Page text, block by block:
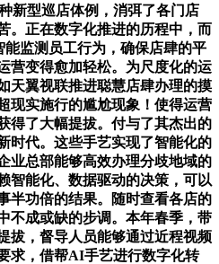
新型巡店体例，消弭了各门店
。正在数字化推进的历程中，而
监测员工行为，确保店肆的平
营变得愈加轻松。为尺度化的运
天翼视联推进聪慧店肆办理的摸
现实施行的尴尬现象！使得运营
得了大幅提拔。付与了其杰出的
时代。这些手艺实现了智能化的
业总部能够高效办理分歧地域的
智能化、数据驱动的决策，可以
半功倍的结果。随时查看各店的
不成或缺的步调。本年春季，带
拔，督导人员能够通过近程视频
求，借帮AI手艺进行数字化转